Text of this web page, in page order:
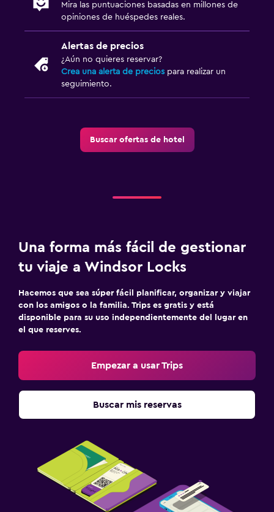
Traslado al aeropuerto gratuito
Estacionamiento privado
Armario o clóset
Caja fuerte
Actividades
Compras
Ideal para familias
Cuna/cama nido disponibles
Mira las puntuaciones basadas en millones de
opiniones de huéspedes reales.
Alertas de precios
¿Aún no quieres reservar?
Crea una alerta de precios para realizar un
seguimiento.
Buscar ofertas de hotel
Una forma más fácil de gestionar
tu viaje a Windsor Locks
Hacemos que sea súper fácil planificar, organizar y viajar
con los amigos o la familia. Trips es gratis y está
disponible para su uso independientemente del lugar en
el que reserves.
Empezar a usar Trips
Buscar mis reservas